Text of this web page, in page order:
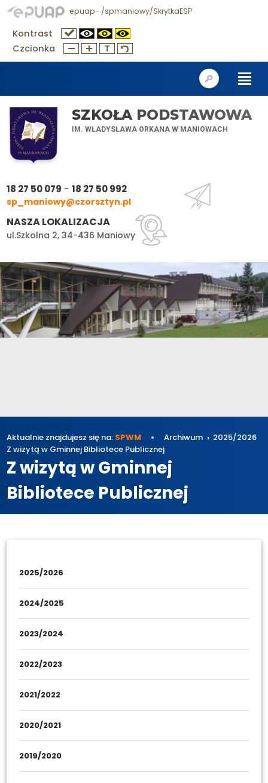
epuap- /spmaniowy/SkrytkaESP
Kontrast
Czcionka
SZKOŁA PODSTAWOWA
IM. WŁADYSŁAWA ORKANA W MANIOWACH
18 27 50 079 -18 27 50 992
sp_maniowy@czorsztyn.pl
NASZA LOKALIZACJA
ul.Szkolna 2, 34-436 Maniowy
Aktualnie znajdujesz się na: SPWM Archiwum
2025/2026
Z wizytą w Gminnej Bibliotece Publicznej
Z wizytą w Gminnej
Bibliotece Publicznej
2025/2026
2024/2025
2023/2024
2022/2023
2021/2022
2020/2021
2019/2020